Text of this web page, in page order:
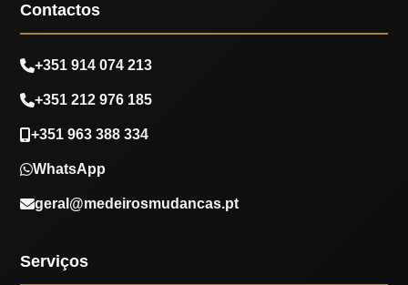
Contactos
+351 914 074 213
+351 212 976 185
+351 963 388 334
WhatsApp
geral@medeirosmudancas.pt
Serviços